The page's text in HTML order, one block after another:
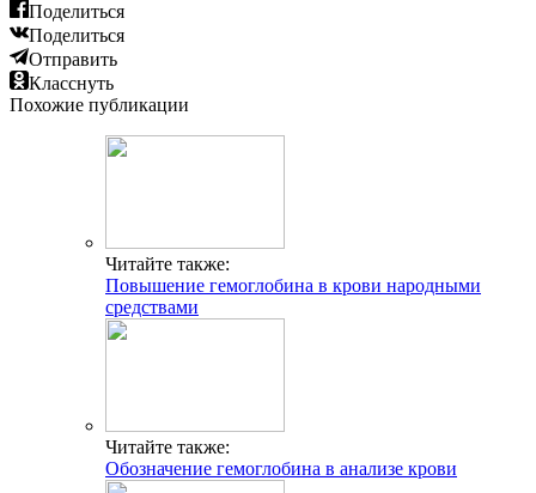
Поделиться
Поделиться
Отправить
Класснуть
Похожие публикации
Читайте также:
Повышение гемоглобина в крови народными
средствами
Читайте также:
Обозначение гемоглобина в анализе крови